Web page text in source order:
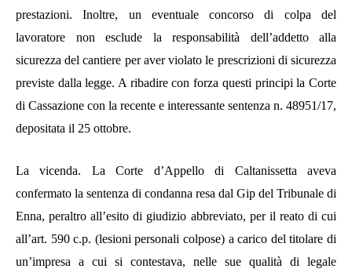
prestazioni. Inoltre, un eventuale concorso di colpa del
lavoratore non esclude la responsabilità dell’addetto alla
sicurezza del cantiere per aver violato le prescrizioni di sicurezza
previste dalla legge. A ribadire con forza questi principi la Corte
di Cassazione con la recente e interessante sentenza n. 48951/17,
depositata il 25 ottobre.
La vicenda. La Corte d’Appello di Caltanissetta aveva
confermato la sentenza di condanna resa dal Gip del Tribunale di
Enna, peraltro all’esito di giudizio abbreviato, per il reato di cui
all’art. 590 c.p. (lesioni personali colpose) a carico del titolare di
un’impresa a cui si contestava, nelle sue qualità di legale